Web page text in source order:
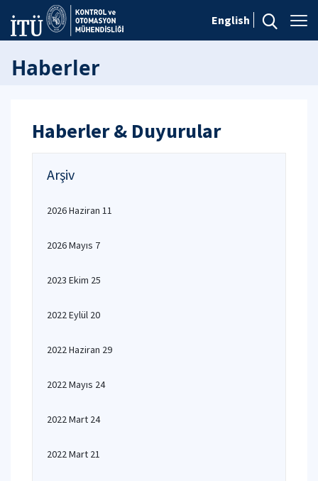
English
Haberler
Haberler & Duyurular
Arşiv
2026 Haziran 11
2026 Mayıs 7
2023 Ekim 25
2022 Eylül 20
2022 Haziran 29
2022 Mayıs 24
2022 Mart 24
2022 Mart 21